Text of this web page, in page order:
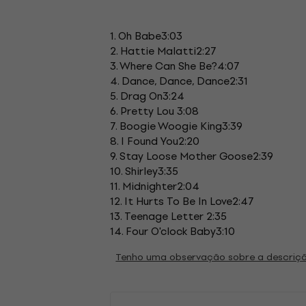
1. Oh Babe3:03
2. Hattie Malatti2:27
3. Where Can She Be?4:07
4. Dance, Dance, Dance2:31
5. Drag On3:24
6. Pretty Lou 3:08
7. Boogie Woogie King3:39
8. I Found You2:20
9. Stay Loose Mother Goose2:39
10. Shirley3:35
11. Midnighter2:04
12. It Hurts To Be In Love2:47
13. Teenage Letter 2:35
14. Four O'clock Baby3:10
Tenho uma observação sobre a